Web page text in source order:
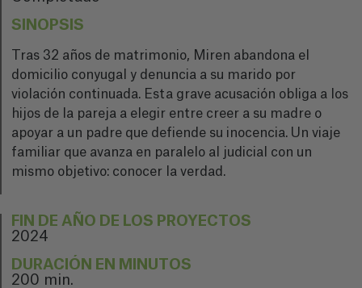
SINOPSIS
Tras 32 años de matrimonio, Miren abandona el
domicilio conyugal y denuncia a su marido por
violación continuada. Esta grave acusación obliga a los
hijos de la pareja a elegir entre creer a su madre o
apoyar a un padre que defiende su inocencia. Un viaje
familiar que avanza en paralelo al judicial con un
mismo objetivo: conocer la verdad.
FIN DE AÑO DE LOS PROYECTOS
2024
DURACIÓN EN MINUTOS
200 min.